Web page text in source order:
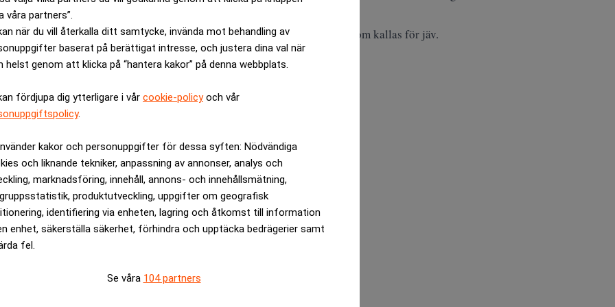
våra partners”.
när du vill återkalla ditt samtycke, invända mot behandling av
baserat på berättigat intresse, och justera dina val när
helst genom att klicka på “hantera kakor” på denna webbplats.
fördjupa dig ytterligare i vår cookie-policyoch vår
.
kakor och personuppgifter för dessa syften: Nödvändiga
och liknande tekniker, anpassning av annonser, analys och
marknadsföring, innehåll, annons- och innehållsmätning,
produktutveckling, uppgifter om geografisk
identifiering via enheten, lagring och åtkomst till information
enhet, säkerställa säkerhet, förhindra och upptäcka bedrägerier samt
fel.
Se våra 104 partners
säger Parul Sharma.
en juridisk inramning av nepotism som en form av maktmissbruk, som kallas för jäv.
som en åklagare ska titta på fallet Kinberg-Batra.